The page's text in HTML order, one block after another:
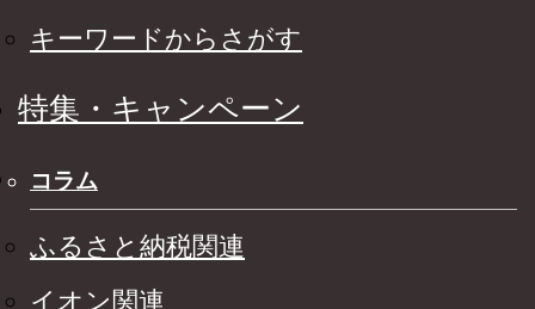
キーワードからさがす
特集・キャンペーン
コラム
ふるさと納税関連
イオン関連